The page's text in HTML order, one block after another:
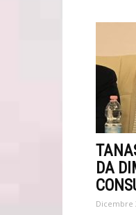
DA
Dicembre